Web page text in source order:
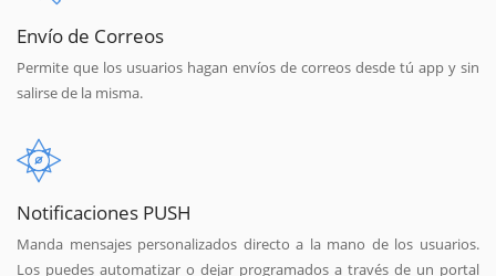
Envío de Correos
Permite que los usuarios hagan envíos de correos desde tú app y sin
salirse de la misma.
Notificaciones PUSH
Manda mensajes personalizados directo a la mano de los usuarios.
Los puedes automatizar o dejar programados a través de un portal